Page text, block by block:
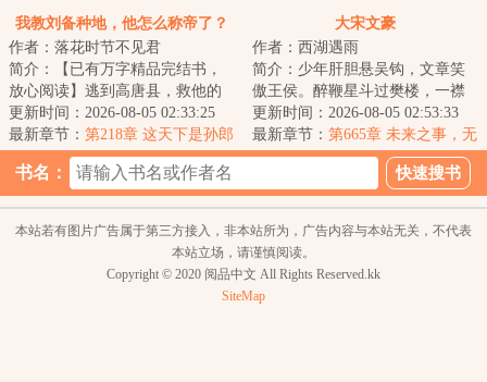
我教刘备种地，他怎么称帝了？
作者：落花时节不见君
简介：【已有万字精品完结书，
放心阅读】逃到高唐县，救他的
人是刘备一个连饭都吃不饱的县
令。孙羽认命了...
更新时间：2026-08-05 02:33:25
最新章节： 第218章 这天下是孙郎
跟我一起打下来的，孙郎觉得寡
人不会跟你分享吗？
大宋文豪
作者：西湖遇雨
简介：少年肝胆悬吴钩，文章笑
傲王侯。醉鞭星斗过樊楼，一襟
唐气象，半卷宋风流！...
更新时间：2026-08-05 02:53:33
最新章节： 第665章 未来之事，无
人逆睹
书名：
本站若有图片广告属于第三方接入，非本站所为，广告内容与本站无关，不代表
本站立场，请谨慎阅读。
Copyright © 2020 阅品中文 All Rights Reserved.kk
SiteMap